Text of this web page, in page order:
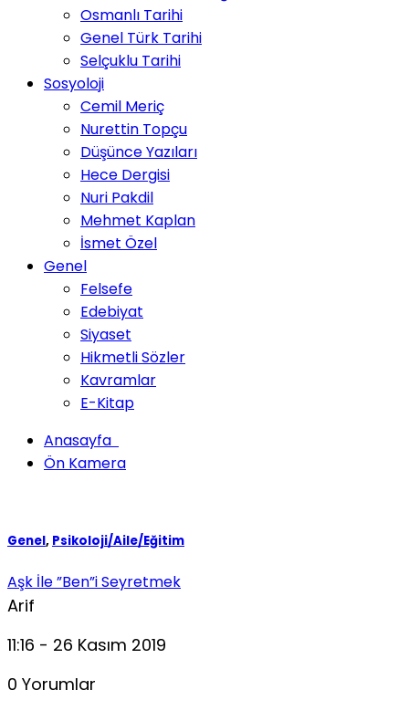
Osmanlı Tarihi
Genel Türk Tarihi
Selçuklu Tarihi
Sosyoloji
Cemil Meriç
Nurettin Topçu
Düşünce Yazıları
Hece Dergisi
Nuri Pakdil
Mehmet Kaplan
İsmet Özel
Genel
Felsefe
Edebiyat
Siyaset
Hikmetli Sözler
Kavramlar
E-Kitap
Anasayfa
Ön Kamera
Genel, Psikoloji/Aile/Eğitim
Aşk İle ”Ben”i Seyretmek
Arif
11:16 - 26 Kasım 2019
0 Yorumlar